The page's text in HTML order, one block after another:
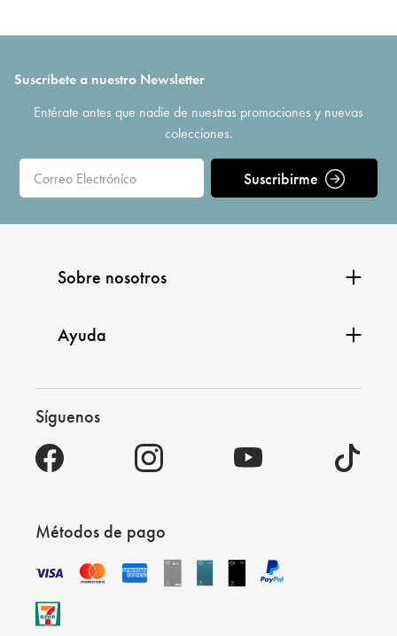
Suscríbete a nuestro Newsletter
Entérate antes que nadie de nuestras promociones y nuevas
colecciones.
Suscribirme
Sobre nosotros
Ayuda
Síguenos
Métodos de pago